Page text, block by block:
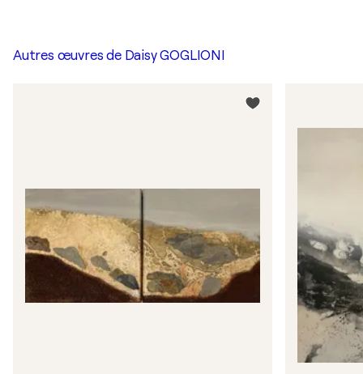
Autres œuvres de Daisy GOGLIONI